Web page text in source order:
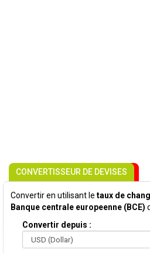
CONVERTISSEUR DE DEVISES
Convertir en utilisant le taux de
Banque centrale europeenne (BCE)
Convertir depuis :